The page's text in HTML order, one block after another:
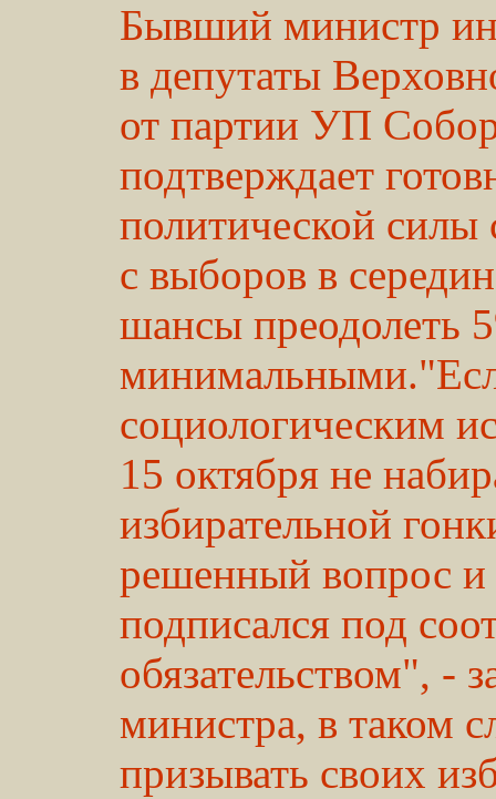
Бывший министр
в депутаты
от партии УП
подтверждает
политической силы
с выборов в
шансы преодолеть
социологическим
15 октября не
избирательной
решенный вопрос
подписался под
обязательством", -
министра, в таком
призывать своих